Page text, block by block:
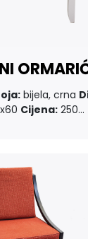
bijela, crna
Cijena:250...